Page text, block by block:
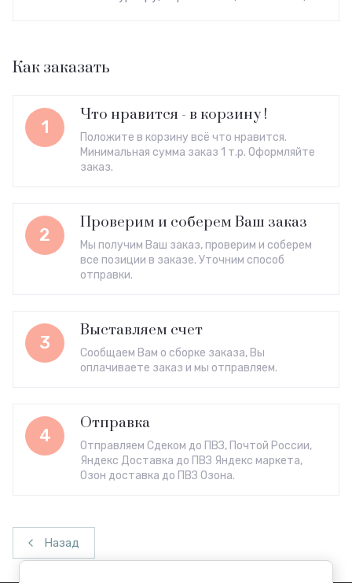
Как заказать
1
Что нравится - в корзину !
Положите в корзину всё что нравится.
Минимальная сумма заказ 1 т.р. Оформляйте
заказ.
2
Проверим и соберем Ваш заказ
Мы получим Ваш заказ, проверим и соберем
все позиции в заказе. Уточним способ
отправки.
3
Выставляем счет
Сообщаем Вам о сборке заказа, Вы
оплачиваете заказ и мы отправляем.
4
Отправка
Отправляем Сдеком до ПВЗ, Почтой России,
Яндекс Доставка до ПВЗ Яндекс маркета,
Озон доставка до ПВЗ Озона.
Назад